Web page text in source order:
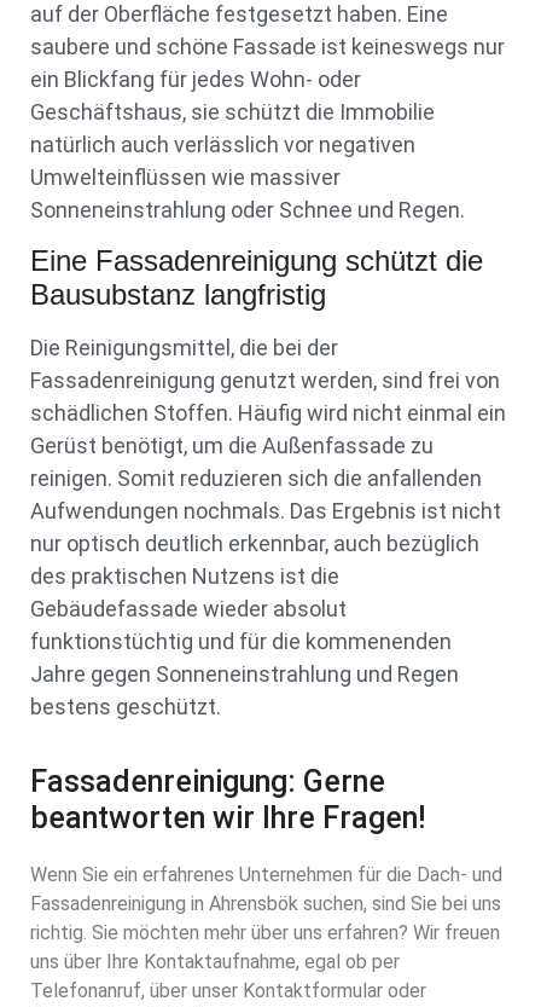
auf der Oberfläche festgesetzt haben. Eine
saubere und schöne Fassade ist keineswegs nur
ein Blickfang für jedes Wohn- oder
Geschäftshaus, sie schützt die Immobilie
natürlich auch verlässlich vor negativen
Umwelteinflüssen wie massiver
Sonneneinstrahlung oder Schnee und Regen.
Eine Fassadenreinigung schützt die
Bausubstanz langfristig
Die Reinigungsmittel, die bei der
Fassadenreinigung genutzt werden, sind frei von
schädlichen Stoffen. Häufig wird nicht einmal ein
Gerüst benötigt, um die Außenfassade zu
reinigen. Somit reduzieren sich die anfallenden
Aufwendungen nochmals. Das Ergebnis ist nicht
nur optisch deutlich erkennbar, auch bezüglich
des praktischen Nutzens ist die
Gebäudefassade wieder absolut
funktionstüchtig und für die kommenenden
Jahre gegen Sonneneinstrahlung und Regen
bestens geschützt.
Fassadenreinigung: Gerne
beantworten wir Ihre Fragen!
Wenn Sie ein erfahrenes Unternehmen für die Dach- und
Fassadenreinigung in Ahrensbök suchen, sind Sie bei uns
richtig. Sie möchten mehr über uns erfahren? Wir freuen
uns über Ihre Kontaktaufnahme, egal ob per
Telefonanruf, über unser Kontaktformular oder